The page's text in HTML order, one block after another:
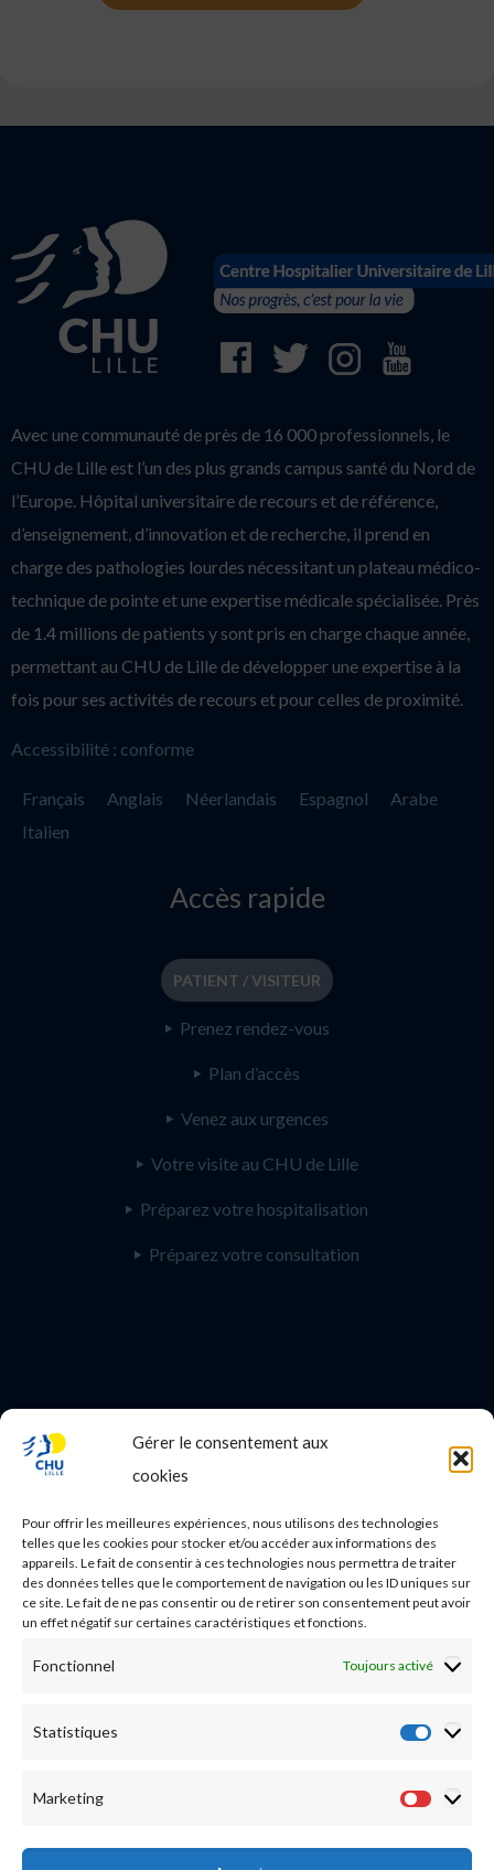
Gérer le consentement aux
cookies
Pour offrir les meilleures expériences, nous utilisons des technologies
telles que les cookies pour stocker et/ou accéder aux informations des
appareils. Le fait de consentir à ces technologies nous permettra de traiter
des données telles que le comportement de navigation ou les ID uniques sur
ce site. Le fait de ne pas consentir ou de retirer son consentement peut avoir
un effet négatif sur certaines caractéristiques et fonctions.
Fonctionnel Toujours activé
Statistiques
Marketing
Avec une communauté de près de 16 000 professionnels, le
CHU de Lille est l’un des plus grands campus santé du Nord de
l’Europe. Hôpital universitaire de recours et de référence,
d’enseignement, d’innovation et de recherche, il prend en
charge des pathologies lourdes nécessitant un plateau médico-
technique de pointe et une expertise médicale spécialisée. Près
de 1.4 millions de patients y sont pris en charge chaque année,
permettant au CHU de Lille de développer une expertise à la
fois pour ses activités de recours et pour celles de proximité.
Accessibilité : conforme
Français Anglais Néerlandais Espagnol
Arabe
Italien
Accès rapide
PATIENT / VISITEUR
Prenez rendez-vous
Plan d’accès
Venez aux urgences
Votre visite au CHU de Lille
Préparez votre hospitalisation
Préparez votre consultation
PROFESSIONNEL DE SANTE
Nos essais cliniques
Ecoles paramédicales